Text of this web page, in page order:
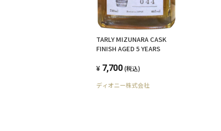
澄やろ過も行わないワイン造りをしています。
心地よい果実味と自然派ならではの出汁のよう
な旨味、体にしみこむような飲み心地のワイン
20歳未満の飲酒は法律で禁止されています。当
TARLY MIZUNARA CASK
FINISH AGED 5 YEARS
7,700 (税込)
ディオニー株式会社